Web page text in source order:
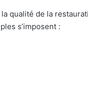
qualité de la
s’imposent :